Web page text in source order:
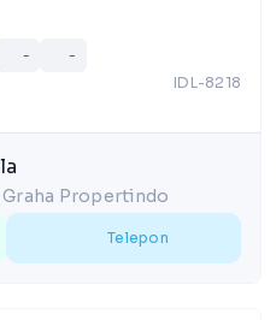
- -
IDL-8218
Graha Propertindo
Telepon